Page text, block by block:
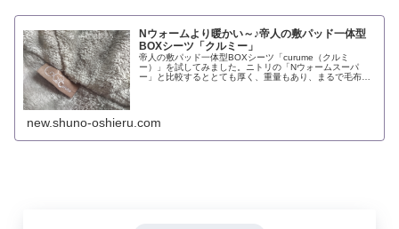
Nウォームより暖かい～♪帝人の敷パッド一体型
BOXシーツ「クルミー」
帝人の敷パッド一体型BOXシーツ「curume（クルミ
ー）」を試してみました。ニトリの「Nウォームスーパ
ー」と比較するととても厚く、重量もあり、まるで毛布の
new.shuno-oshieru.com